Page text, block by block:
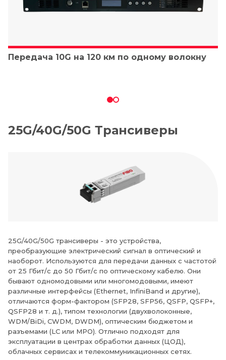
Передача 10G на 120 км по одному волокну
25G/40G/50G Трансиверы
25G/40G/50G трансиверы - это устройства,
преобразующие электрический сигнал в оптический и
наоборот. Используются для передачи данных с частотой
от 25 Гбит/с до 50 Гбит/с по оптическому кабелю. Они
бывают одномодовыми или многомодовыми, имеют
различные интерфейсы (Ethernet, InfiniBand и другие),
отличаются форм-фактором (SFP28, SFP56, QSFP, QSFP+,
QSFP28 и т. д.), типом технологии (двухволоконные,
WDM/BiDi, CWDM, DWDM), оптическим бюджетом и
разъемами (LC или MPO). Отлично подходят для
эксплуатации в центрах обработки данных (ЦОД),
облачных сервисах и телекоммуникационных сетях.